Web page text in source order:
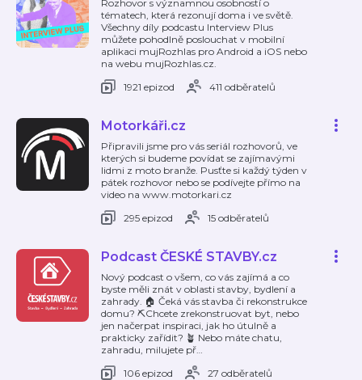
Rozhovor s významnou osobností o
tématech, která rezonují doma i ve světě.
Všechny díly podcastu Interview Plus
můžete pohodlně poslouchat v mobilní
aplikaci mujRozhlas pro Android a iOS nebo
na webu mujRozhlas.cz.
1921 epizod
411 odběratelů
Motorkáři.cz
Připravili jsme pro vás seriál rozhovorů, ve
kterých si budeme povídat se zajímavými
lidmi z moto branže. Pusťte si každý týden v
pátek rozhovor nebo se podívejte přímo na
video na www.motorkari.cz
295 epizod
15 odběratelů
Podcast ČESKÉ STAVBY.cz
Nový podcast o všem, co vás zajímá a co
byste měli znát v oblasti stavby, bydlení a
zahrady. 🏠 Čeká vás stavba či rekonstrukce
domu? ⛏️Chcete zrekonstruovat byt, nebo
jen načerpat inspiraci, jak ho útulně a
prakticky zařídit? 🪴 Nebo máte chatu,
zahradu, milujete př…
106 epizod
27 odběratelů